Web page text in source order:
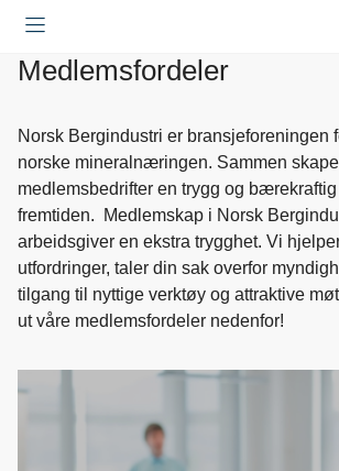
meny
meny
Medlemsfordeler
Norsk Bergindustri er bransjeforeningen
norske mineralnæringen. Sammen
medlemsbedrifter en trygg og
fremtiden. Medlemskap i Norsk
arbeidsgiver en ekstra trygghet. Vi
utfordringer, taler din sak overfor
tilgang til nyttige verktøy og attraktive
ut våre medlemsfordeler nedenfor!